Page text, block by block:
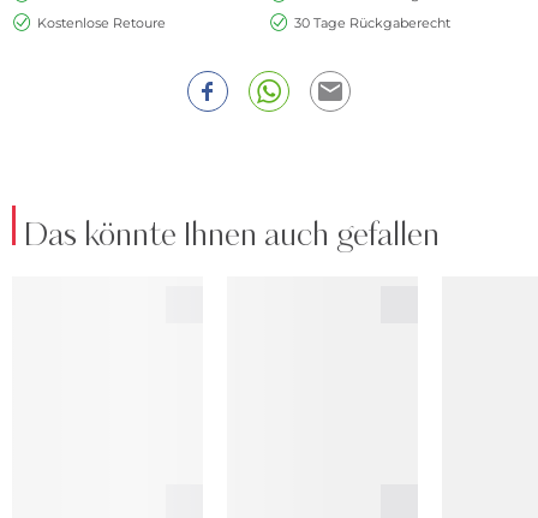
Kostenlose Retoure
30 Tage Rückgaberecht
Das könnte Ihnen auch gefallen